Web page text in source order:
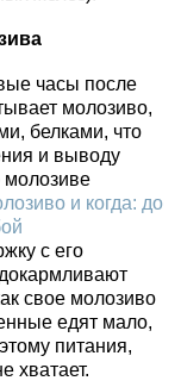
часы после
молозиво,
белками, что
и выводу
и когда: до
с его
свое молозиво
едят мало,
питания,
хватает.